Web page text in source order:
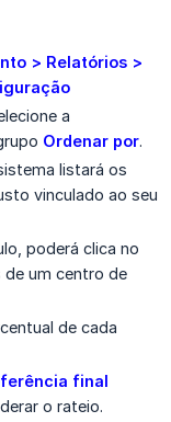
> Relatórios >
a
Ordenar por.
listará os
vinculado ao seu
poderá clica no
de um centro de
de cada
final
o rateio.